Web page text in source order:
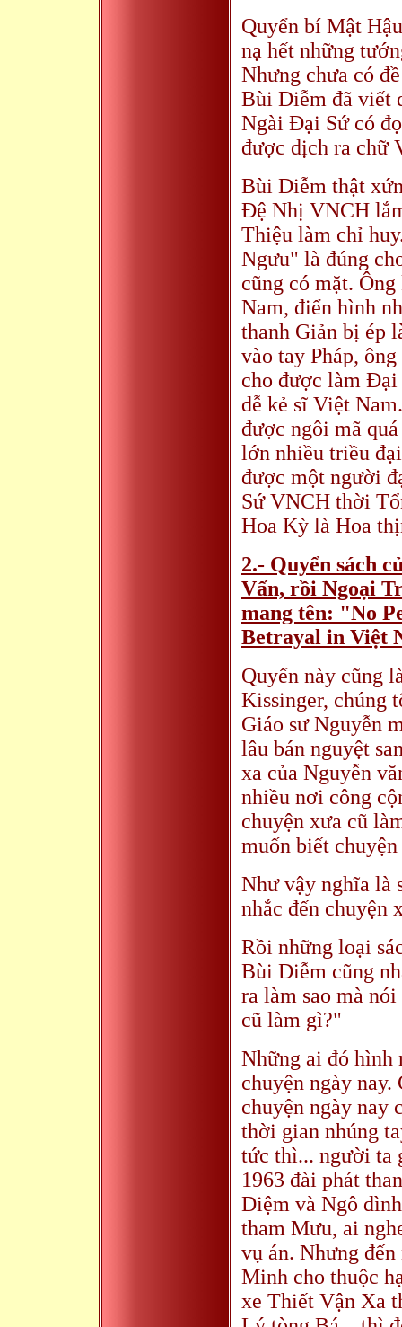
Quyển bí Mật
nạ hết những
Nhưng chưa có
Bùi Diễm đã viết
Ngài Đại Sứ có
được dịch ra chữ
Bùi Diễm thật
Đệ Nhị VNCH
Thiệu làm chỉ
Ngưu" là đúng
cũng có mặt.
Nam, điển hình
thanh Giản bị ép
vào tay Pháp,
cho được làm
dễ kẻ sĩ Việt
được ngôi mã
lớn nhiều triều
được một người
Sứ VNCH thời
Hoa Kỳ là Hoa
2.- Quyển sách
Vấn, rồi Ngoại
mang tên: "No
Betrayal in Việt
Quyển này cũng
Kissinger, chúng
Giáo sư Nguyễn
lâu bán nguyệt
xa của Nguyễn
nhiều nơi công
chuyện xưa cũ
muốn biết
Như vậy nghĩa là
nhắc đến chuyện
Rồi những loại
Bùi Diễm cũng
ra làm sao mà
cũ làm gì?"
Những ai đó hình
chuyện ngày
chuyện ngày nay
thời gian nhúng
tức thì... người ta
1963 đài phát
Diệm và Ngô
tham Mưu, ai
vụ án. Nhưng
Minh cho thuộc
xe Thiết Vận Xa